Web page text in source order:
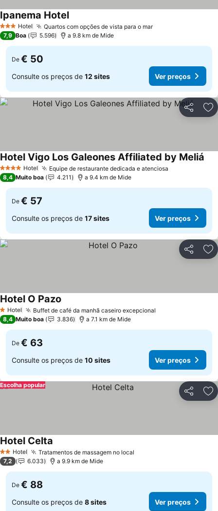
3 EstrelasHotel Quartos com opções de vista para o mar
Ipanema Hotel
7,9 Boa 5.596 a 9.8 km de Mide
De € 50
Consulte os preços de 12 sites Ver preços
Partilhar
4 EstrelasHotel Equipe de restaurante dedicada e atenciosa
Hotel Vigo Los Galeones Affiliated by Meliá
8,4 Muito boa 4.211 a 9.4 km de Mide
De € 57
Consulte os preços de 17 sites Ver preços
Partilhar
1 Estrelas
Hotel Buffet de café da manhã caseiro excepcional
Hotel O Pazo
8,4 Muito boa 3.836 a 7.1 km de Mide
De € 63
Consulte os preços de 10 sites Ver preços
Partilhar
Escolha popular
2 Estrelas
Hotel Tratamentos de massagem no local
Hotel Celta
7,2 6.033 a 9.9 km de Mide
De € 88
Consulte os preços de 8 sites Ver preços